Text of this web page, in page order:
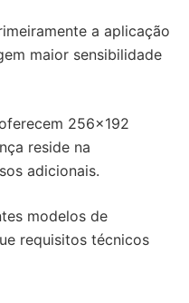
a aplicação
maior sensibilidade
256×192
reside na
adicionais.
modelos de
requisitos técnicos